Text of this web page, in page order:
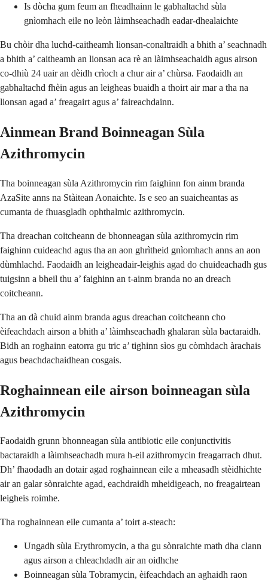
Is dòcha gum feum an fheadhainn le gabhaltachd sùla
gnìomhach eile no leòn làimhseachadh eadar-dhealaichte
Bu chòir dha luchd-caitheamh lionsan-conaltraidh a bhith a’ seachnadh
a bhith a’ caitheamh an lionsan aca rè an làimhseachaidh agus airson
co-dhiù 24 uair an dèidh crìoch a chur air a’ chùrsa. Faodaidh an
gabhaltachd fhèin agus an leigheas buaidh a thoirt air mar a tha na
lionsan agad a’ freagairt agus a’ faireachdainn.
Ainmean Brand Boinneagan Sùla
Azithromycin
Tha boinneagan sùla Azithromycin rim faighinn fon ainm branda
AzaSite anns na Stàitean Aonaichte. Is e seo an suaicheantas as
cumanta de fhuasgladh ophthalmic azithromycin.
Tha dreachan coitcheann de bhonneagan sùla azithromycin rim
faighinn cuideachd agus tha an aon ghrìtheid gnìomhach anns an aon
dùmhlachd. Faodaidh an leigheadair-leighis agad do chuideachadh gus
tuigsinn a bheil thu a’ faighinn an t-ainm branda no an dreach
coitcheann.
Tha an dà chuid ainm branda agus dreachan coitcheann cho
èifeachdach airson a bhith a’ làimhseachadh ghalaran sùla bactaraidh.
Bidh an roghainn eatorra gu tric a’ tighinn sìos gu còmhdach àrachais
agus beachdachaidhean cosgais.
Roghainnean eile airson boinneagan sùla
Azithromycin
Faodaidh grunn bhonneagan sùla antibiotic eile conjunctivitis
bactaraidh a làimhseachadh mura h-eil azithromycin freagarrach dhut.
Dh’ fhaodadh an dotair agad roghainnean eile a mheasadh stèidhichte
air an galar sònraichte agad, eachdraidh mheidigeach, no freagairtean
leigheis roimhe.
Tha roghainnean eile cumanta a’ toirt a-steach:
Ungadh sùla Erythromycin, a tha gu sònraichte math dha clann
agus airson a chleachdadh air an oidhche
Boinneagan sùla Tobramycin, èifeachdach an aghaidh raon